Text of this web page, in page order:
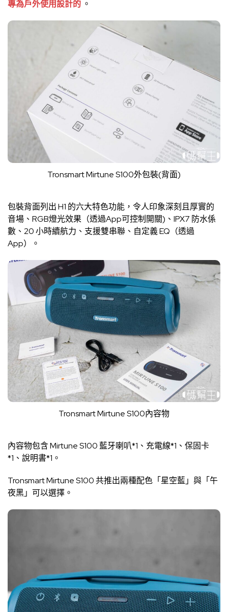
專為戶外使用設計的 。
Tronsmart Mirtune S100外包裝(背面)
包裝背面列出 H1 的六大特色功能，令人印象深刻且厚實的
音場、RGB燈光效果（透過App可控制開關)、IPX7 防水係
數、20 小時續航力、支援雙串聯、自定義 EQ（透過
App）。
Tronsmart Mirtune S100內容物
內容物包含 Mirtune S100 藍牙喇叭*1、充電線*1、保固卡
*1、說明書*1。
Tronsmart Mirtune S100 共推出兩種配色「星空藍」與「午
夜黑」可以選擇。